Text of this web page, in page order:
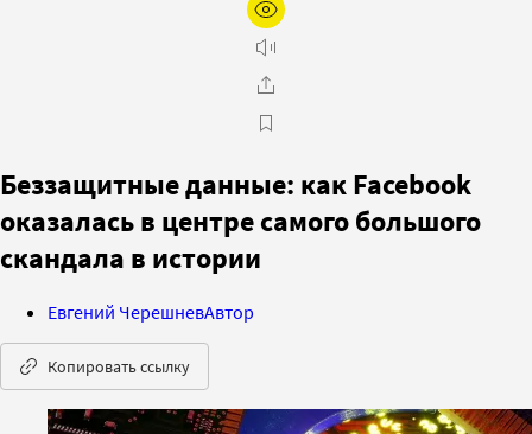
Беззащитные данные: как Facebook
оказалась в центре самого большого
скандала в истории
Евгений ЧерешневАвтор
Копировать ссылку